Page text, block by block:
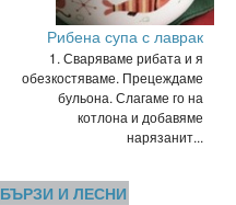
Рибена супа с лаврак
1. Сваряваме рибата и я
обезкостяваме. Прецеждаме
бульона. Слагаме го на
котлона и добавяме
нарязанит...
БЪРЗИ И ЛЕСНИ